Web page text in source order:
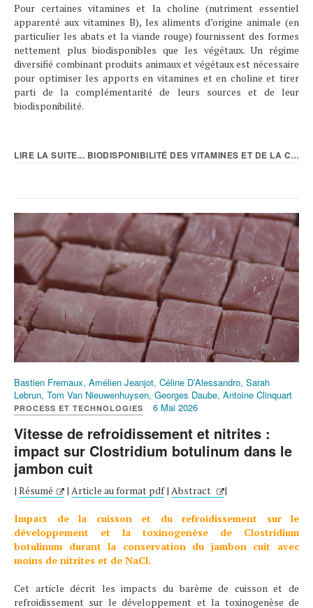
Pour certaines vitamines et la choline (nutriment essentiel
apparenté aux vitamines B), les aliments d’origine animale (en
particulier les abats et la viande rouge) fournissent des formes
nettement plus biodisponibles que les végétaux. Un régime
diversifié combinant produits animaux et végétaux est nécessaire
pour optimiser les apports en vitamines et en choline et tirer
parti de la complémentarité de leurs sources et de leur
biodisponibilité.
LIRE LA SUITE... BIODISPONIBILITÉ DES VITAMINES ET DE LA CHOLINE...
Bastien Fremaux, Amélien Jeanjot, Céline D’Alessandro, Sarah
Lebrun, Tom Van Nieuwenhuysen, Georges Daube, Antoine Clinquart
PROCESS ET TECHNOLOGIES 6 Mai 2026
Vitesse de refroidissement et nitrites :
impact sur Clostridium botulinum dans le
jambon cuit
| Résumé | Article au format pdf| Abstract |
Impact de la cuisson et du refroidissement sur le
développement et la toxinogenèse de Clostridium
botulinum durant la conservation du jambon cuit avec
moins de nitrites et de NaCl.
Cet article décrit les impacts du barème de cuisson et de
refroidissement sur le développement et la toxinogenèse de